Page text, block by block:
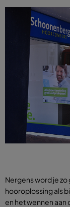
Nergens word je
hooroplossing als
en het wennen